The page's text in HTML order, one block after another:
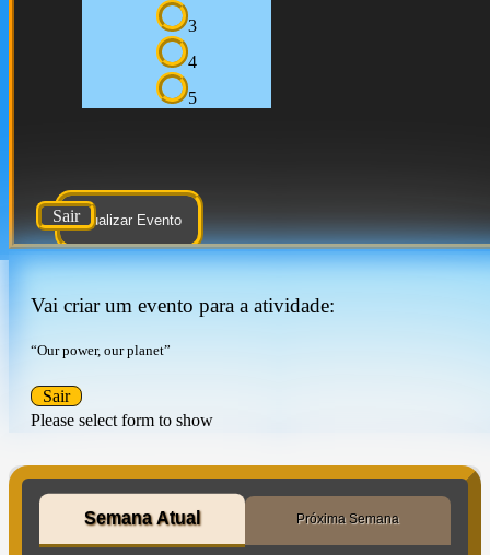
3
4
5
Atualizar Evento
Sair
Vai criar um evento para a atividade:
“Our power, our planet”
Please select form to show
Sair
Semana Atual Próxima Semana